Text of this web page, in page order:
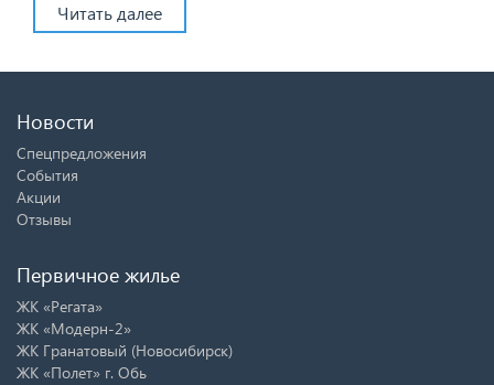
Читать далее
Новости
Спецпредложения
События
Акции
Отзывы
Первичное жилье
ЖК «Регата»
ЖК «Модерн-2»
ЖК Гранатовый (Новосибирск)
ЖК «Полет» г. Обь